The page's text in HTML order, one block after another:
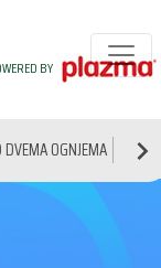
DVEMA OGNJEMA
BY